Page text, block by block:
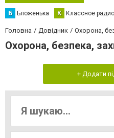
Б Бложенька К Классное радио
Головна Довідник Охорона,
Охорона, безпека,
+ Додати